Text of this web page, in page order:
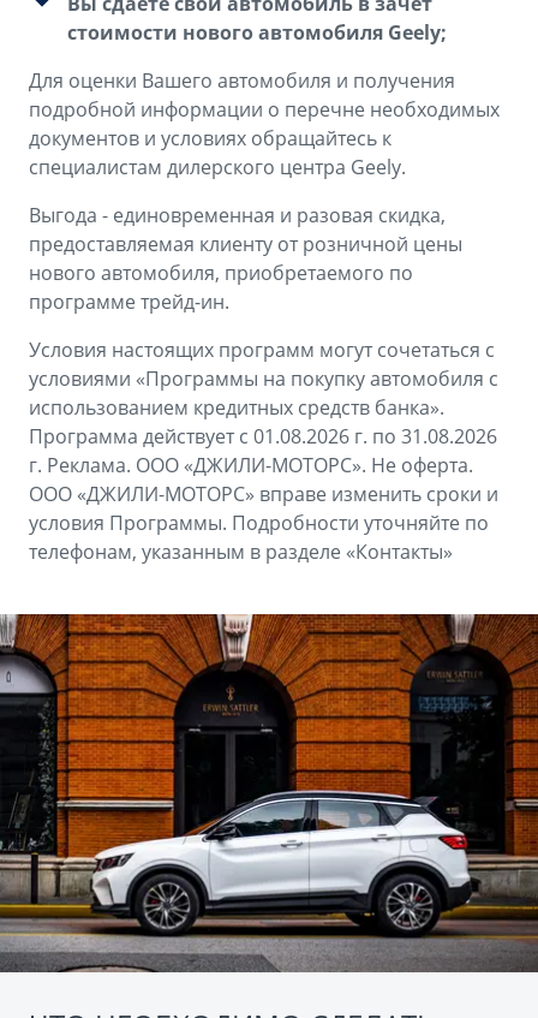
стоимости нового автомобиля Geely;
Для оценки Вашего автомобиля и получения
подробной информации о перечне необходимых
документов и условиях обращайтесь к
специалистам дилерского центра Geely.
Выгода - единовременная и разовая скидка,
предоставляемая клиенту от розничной цены
нового автомобиля, приобретаемого по
программе трейд-ин.
Условия настоящих программ могут сочетаться с
условиями «Программы на покупку автомобиля с
использованием кредитных средств банка».
Программа действует с 01.08.2026 г. по 31.08.2026
г. Реклама. ООО «ДЖИЛИ-МОТОРС». Не оферта.
ООО «ДЖИЛИ-МОТОРС» вправе изменить сроки и
условия Программы. Подробности уточняйте по
телефонам, указанным в разделе «Контакты»